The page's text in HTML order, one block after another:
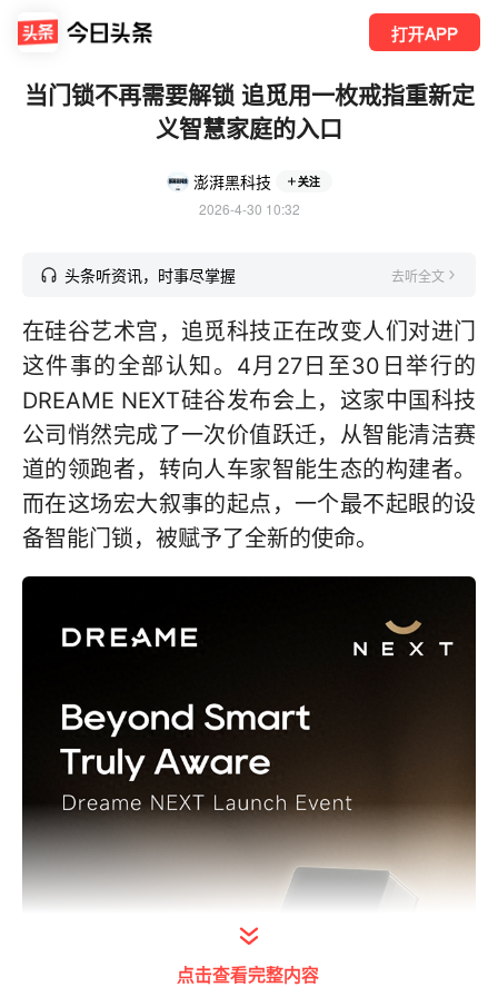
打开APP
当门锁不再需要解锁 追觅用一枚戒指重新定
义智慧家庭的入口
澎湃黑科技 关注
2026-4-30 10:32
头条听资讯，时事尽掌握 去听全文
在硅谷艺术宫，追觅科技正在改变人们对进门
这件事的全部认知。4月27日至30日举行的
DREAME NEXT硅谷发布会上，这家中国科技
公司悄然完成了一次价值跃迁，从智能清洁赛
道的领跑者，转向人车家智能生态的构建者。
而在这场宏大叙事的起点，一个最不起眼的设
备智能门锁，被赋予了全新的使命。
点击查看完整内容